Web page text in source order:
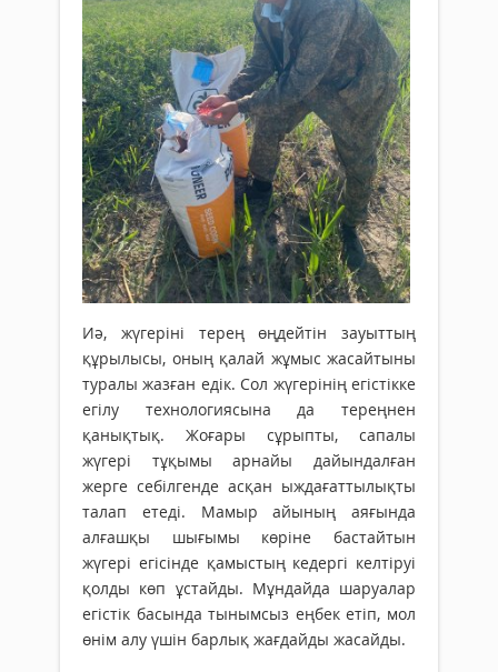
Иә, жүгеріні терең өңдейтін зауыттың
құрылысы, оның қалай жұмыс жасайтыны
туралы жазған едік. Сол жүгерінің егістікке
егілу технологиясына да тереңнен
қанықтық. Жоғары сұрыпты, сапалы
жүгері тұқымы арнайы дайындалған
жерге себілгенде асқан ыждағаттылықты
талап етеді. Мамыр айының аяғында
алғашқы шығымы көріне бастайтын
жүгері егісінде қамыстың кедергі келтіруі
қолды көп ұстайды. Мұндайда шаруалар
егістік басында тынымсыз еңбек етіп, мол
өнім алу үшін барлық жағдайды жасайды.